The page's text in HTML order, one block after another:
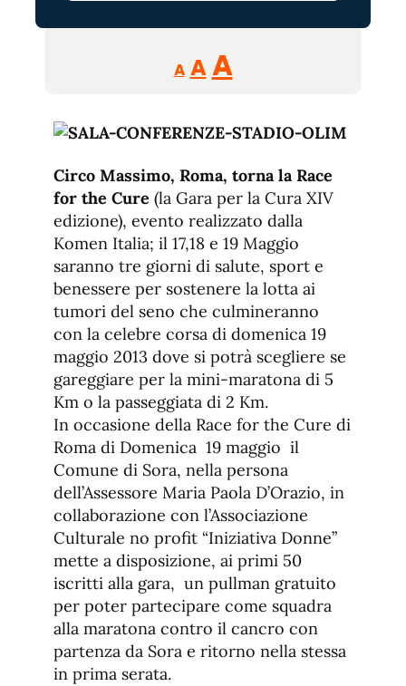
A
Reducir
tamaño
A Restablecer
de
AAumentar
de
fuente.
Circo Massimo, Roma, torna la Race
for the Cure (la Gara per la Cura XIV
edizione), evento realizzato dalla
Komen Italia; il 17,18 e 19 Maggio
saranno tre giorni di salute, sport e
benessere per sostenere la lotta ai
tumori del seno che culmineranno
con la celebre corsa di domenica 19
maggio 2013 dove si potrà scegliere se
gareggiare per la mini-maratona di 5
Km o la passeggiata di 2 Km.
In occasione della Race for the Cure di
Roma di Domenica 19 maggio il
Comune di Sora, nella persona
dell’Assessore Maria Paola D’Orazio, in
collaborazione con l’Associazione
Culturale no profit “Iniziativa Donne”
mette a disposizione, ai primi 50
iscritti alla gara, un pullman gratuito
per poter partecipare come squadra
alla maratona contro il cancro con
partenza da Sora e ritorno nella stessa
in prima serata.